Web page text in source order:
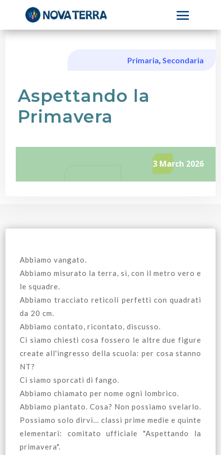
Primaria, Secondaria
Aspettando la
Primavera
3 March 2026
Abbiamo vangato.
Abbiamo misurato la terra, sì, con il metro vero e
le squadre.
Abbiamo tracciato reticoli perfetti con quadrati
da 20 cm.
Abbiamo contato, ricontato, discusso.
Ci siamo chiesti cosa fossero le altre due figure
create all'ingresso della scuola: per cosa stanno
NT?
Ci siamo sporcati di fango.
Abbiamo chiamato per nome ogni lombrico.
Abbiamo piantato. Cosa? Non possiamo svelarlo.
Possiamo solo dirvi... classi prime medie e quinte
elementari: comitato ufficiale "Aspettando la
primavera".